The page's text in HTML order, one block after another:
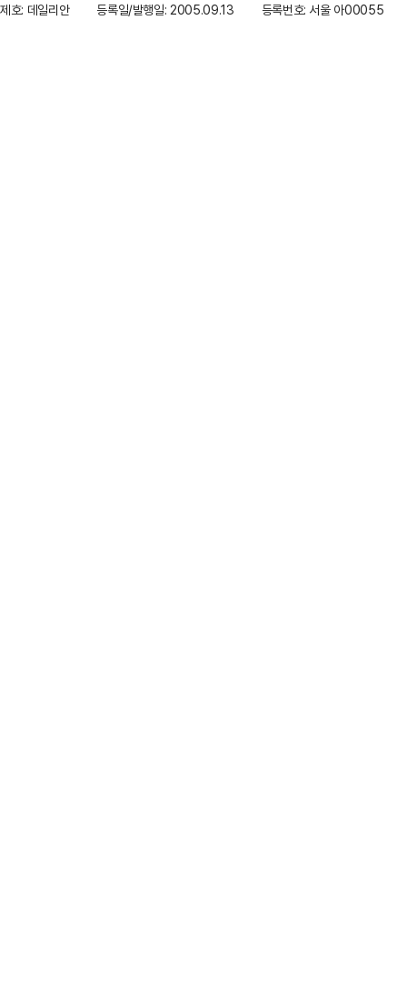
제호: 데일리안
등록일/발행일: 2005.09.13 등록번호: 서울 아00055